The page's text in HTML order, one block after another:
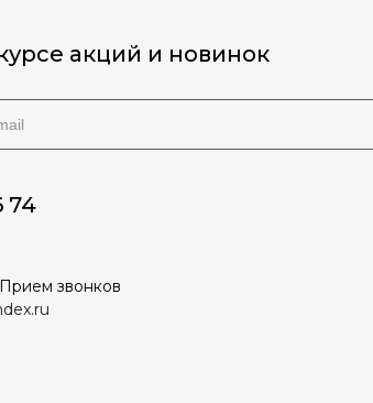
акций и новинок
74
звонков